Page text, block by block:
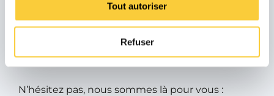
Tout autoriser
Refuser
Vous avez une question sur nos produit,
cherchez une solution, avez besoin du conseil
d’un de nos experts ou travaillez sur un projet ?
N’hésitez pas, nous sommes là pour vous :